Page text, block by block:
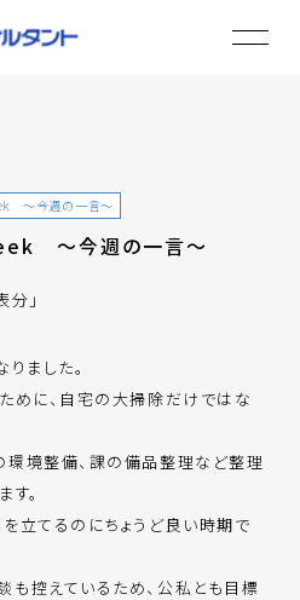
～今週の一言～
～今週の一言～
」
ました。
めに、自宅の大掃除だけではな
境整備、課の備品整理など整理
。
立てるのにちょうど良い時期で
控えているため、公私とも目標